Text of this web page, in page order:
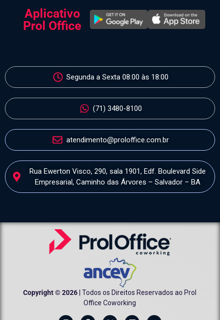
Aplicativo
Prol Office
Segunda a Sexta 08:00 às 18:00
(71) 3480-8100
atendimento@proloffice.com.br
Rua Ewerton Visco, 290, sala 1901, Edf. Boulevard Side
Empresarial, Caminho das Árvores – Salvador – BA
Copyright © 2026 | Todos os Direitos Reservados ao Prol
Office Coworking